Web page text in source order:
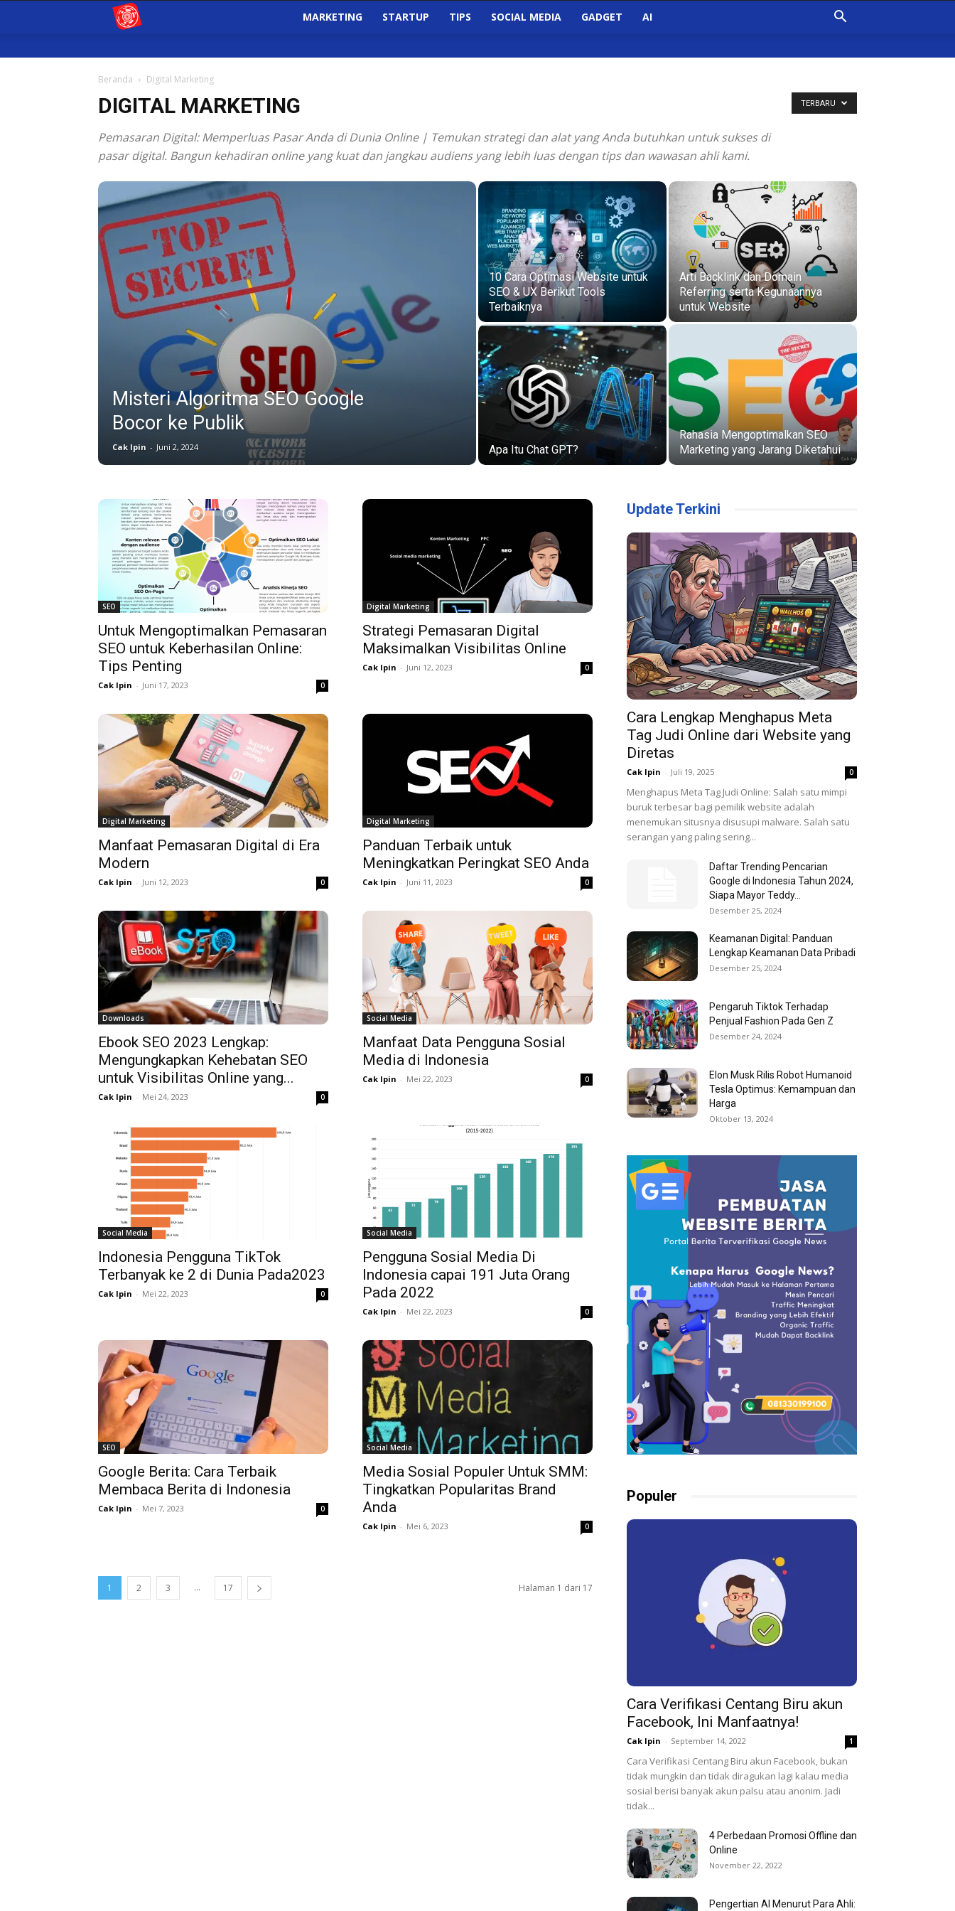
MARKETING STARTUP TIPS SOCIAL MEDIA GADGET AI
Beranda Digital Marketing
DIGITAL MARKETING
Pemasaran Digital: Memperluas Pasar Anda di Dunia Online | Temukan strategi dan alat yang Anda butuhkan untuk sukses di
pasar digital. Bangun kehadiran online yang kuat dan jangkau audiens yang lebih luas dengan tips dan wawasan ahli kami.
TERBARU
Misteri Algoritma SEO Google
Bocor ke Publik
Cak Ipin - Juni 2, 2024
10 Cara Optimasi Website untuk
SEO & UX Berikut Tools
Terbaiknya
Arti Backlink dan Domain
Referring serta Kegunaannya
untuk Website
Apa Itu Chat GPT?
Rahasia Mengoptimalkan SEO
Marketing yang Jarang Diketahui
SEO
Untuk Mengoptimalkan Pemasaran
SEO untuk Keberhasilan Online:
Tips Penting
Cak Ipin - Juni 17, 2023 0
Digital Marketing
Strategi Pemasaran Digital
Maksimalkan Visibilitas Online
Cak Ipin - Juni 12, 2023 0
Digital Marketing
Manfaat Pemasaran Digital di Era
Modern
Cak Ipin - Juni 12, 2023 0
Digital Marketing
Panduan Terbaik untuk
Meningkatkan Peringkat SEO Anda
Cak Ipin - Juni 11, 2023 0
Downloads
Ebook SEO 2023 Lengkap:
Mengungkapkan Kehebatan SEO
untuk Visibilitas Online yang...
Cak Ipin - Mei 24, 2023 0
Social Media
Manfaat Data Pengguna Sosial
Media di Indonesia
Cak Ipin - Mei 22, 2023 0
Social Media
Indonesia Pengguna TikTok
Terbanyak ke 2 di Dunia Pada2023
Cak Ipin - Mei 22, 2023 0
Social Media
Pengguna Sosial Media Di
Indonesia capai 191 Juta Orang
Pada 2022
Cak Ipin - Mei 22, 2023 0
SEO
Google Berita: Cara Terbaik
Membaca Berita di Indonesia
Cak Ipin - Mei 7, 2023 0
Social Media
Media Sosial Populer Untuk SMM:
Tingkatkan Popularitas Brand
Anda
Cak Ipin - Mei 6, 2023 0
1 2 3 ... 17 Halaman 1 dari 17
Update Terkini
Cara Lengkap Menghapus Meta
Tag Judi Online dari Website yang
Diretas
Cak Ipin - Juli 19, 2025 0
Menghapus Meta Tag Judi Online: Salah satu mimpi
buruk terbesar bagi pemilik website adalah
menemukan situsnya disusupi malware. Salah satu
serangan yang paling sering...
Daftar Trending Pencarian
Google di Indonesia Tahun 2024,
Siapa Mayor Teddy...
Desember 25, 2024
Keamanan Digital: Panduan
Lengkap Keamanan Data Pribadi
Desember 25, 2024
Pengaruh Tiktok Terhadap
Penjual Fashion Pada Gen Z
Desember 24, 2024
Elon Musk Rilis Robot Humanoid
Tesla Optimus: Kemampuan dan
Harga
Oktober 13, 2024
Populer
Cara Verifikasi Centang Biru akun
Facebook, Ini Manfaatnya!
Cak Ipin - September 14, 2022 1
Cara Verifikasi Centang Biru akun Facebook, bukan
tidak mungkin dan tidak diragukan lagi kalau media
sosial berisi banyak akun palsu atau anonim. Jadi
tidak...
4 Perbedaan Promosi Offline dan
Online
November 22, 2022
Pengertian AI Menurut Para Ahli: